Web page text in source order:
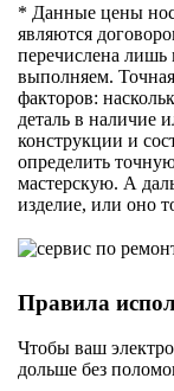
* Данные цены
являются
перечислена лишь
выполняем.
факторов:
деталь в наличие
конструкции и
определить
мастерскую. А
изделие, или оно
Правила
Чтобы ваш
дольше без